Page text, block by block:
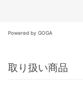
Powered by GOGA
取り扱い商品